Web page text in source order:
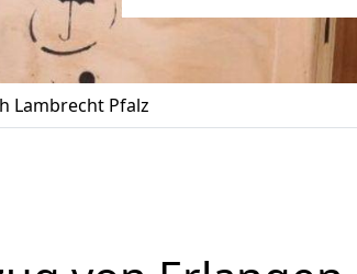
Lambrecht Pfalz